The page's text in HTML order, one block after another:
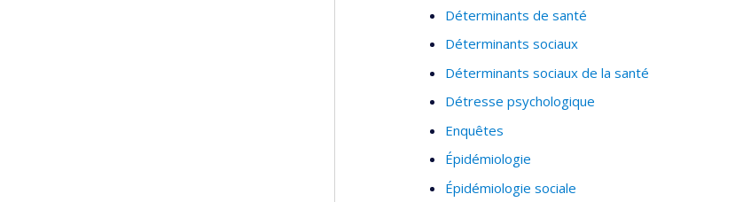
Déterminants de santé
Déterminants sociaux
Déterminants sociaux de la santé
Détresse psychologique
Enquêtes
Épidémiologie
Épidémiologie sociale